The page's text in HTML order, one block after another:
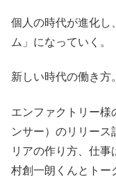
個人の時代が進化し
ム」になっていく。
新しい時代の働き方
エンファクトリー様
ンサー）のリリース
リアの作り方、仕
村創一朗くんとトー